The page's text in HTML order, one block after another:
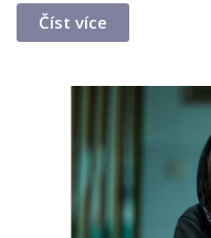
Číst více